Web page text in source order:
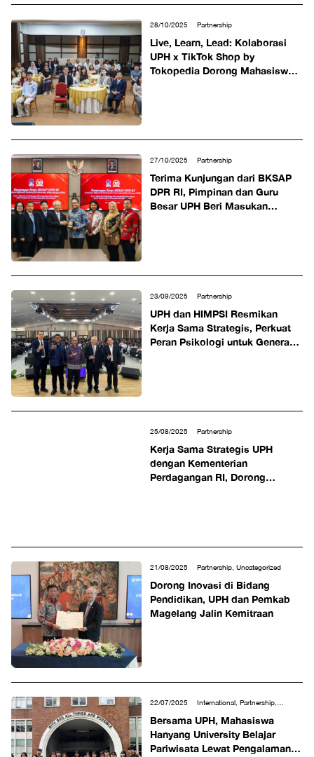
28/10/2025 Partnership
Live, Learn, Lead: Kolaborasi
UPH x TikTok Shop by
Tokopedia Dorong Mahasiswa
27/10/2025 Partnership
Terima Kunjungan dari BKSAP
DPR RI, Pimpinan dan Guru
Besar UPH Beri Masukan
23/09/2025 Partnership
UPH dan HIMPSI Resmikan
Kerja Sama Strategis, Perkuat
Peran Psikologi untuk Generasi
25/08/2025 Partnership
Kerja Sama Strategis UPH
dengan Kementerian
Perdagangan RI, Dorong
21/08/2025 Partnership, Uncategorized
Dorong Inovasi di Bidang
Pendidikan, UPH dan Pemkab
Magelang Jalin Kemitraan
22/07/2025
Bersama UPH, Mahasiswa
Hanyang University Belajar
Pariwisata Lewat Pengalaman